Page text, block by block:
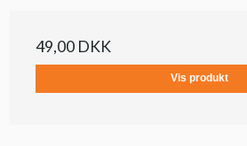
49,00 DKK
Vis produkt